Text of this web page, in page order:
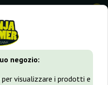
negozio:
visualizzare i prodotti e
0
Haze Gipsy Haze